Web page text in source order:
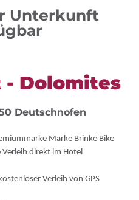
Unterkunft
- Dolomites
Deutschnofen
Marke Brinke Bike
direkt im Hotel
Verleih von GPS